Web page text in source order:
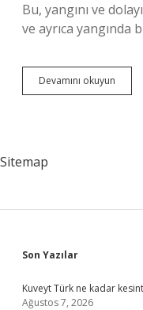
Bu, yangını ve
ve ayrıca yangında
Devamını okuyun
Sınıfları
Sitemap
Sidebar
Son Yazılar
Kuveyt Türk ne kadar
Ağustos 7, 2026